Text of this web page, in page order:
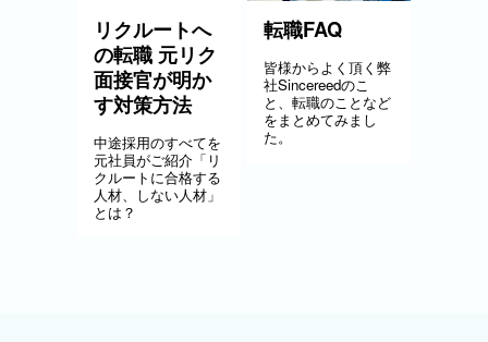
リクルートへ
の転職 元リク
面接官が明か
す対策方法
中途採用のすべてを
元社員がご紹介「リ
クルートに合格する
人材、しない人材」
とは？
転職FAQ
皆様からよく頂く弊
社Sincereedのこ
と、転職のことなど
をまとめてみまし
た。